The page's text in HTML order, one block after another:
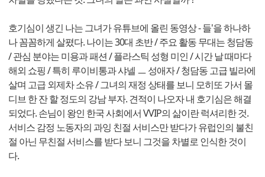
호기심이 생긴 나는 그녀가 유튜브에 올린 동영상 - 들'을 하나하
나 꼼꼼하게 살폈다. 나이는 30대 초반 / 주요 활동 무대는 청담동
/ 관심 분야는 미용과 패션 / 플라스틱 성형 미인 / 시간 날 때마다
해외 쇼핑 / 특히 루이비통과 샤넬 ㅡ 성애자 / 청담동 고급 빌라에
살며 고급 외제차 소유 / 그녀의 재정 상태를 보니 모히또 가서 몰
디브 한 잔 할 정도의 강남 부자. 견적이 나오자 내 호기심은 해결
되었다. 손님이 왕인 한국 사회에서 VVIP의 삶이란 럭셔리한 것.
서비스 감정 노동자의 과잉 친절 서비스만 받다가 유럽인의 불친
절 아닌 무친절 서비스를 받다 보니 그것을 차별로 인식한 것이
다.